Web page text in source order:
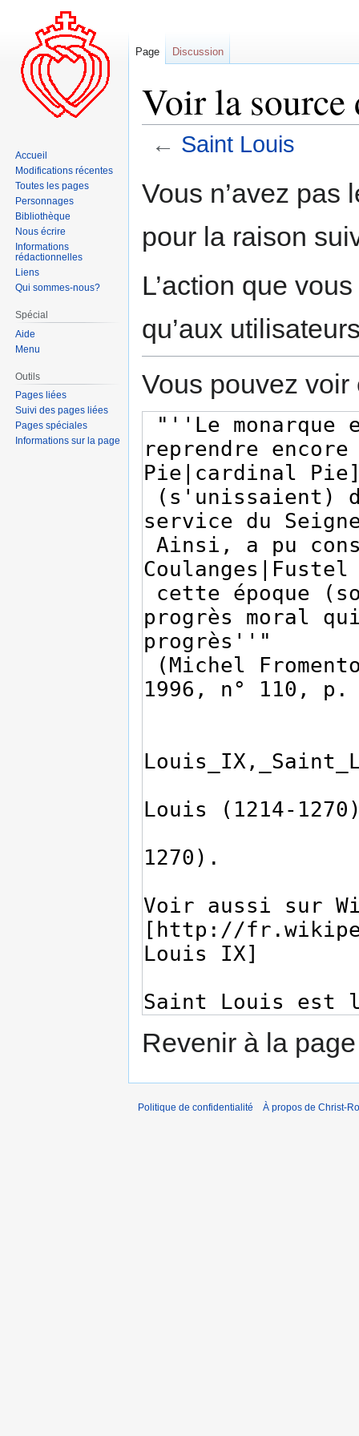
Voir la
← Saint Louis
à
navigation
à
recherche
Vous n’avez pas
pour la raison
L’action que
qu’aux
Vous pouvez
Revenir à la
Page Discussion
Accueil
Modifications récentes
Toutes les pages
Personnages
Bibliothèque
Nous écrire
Informations
rédactionnelles
Liens
Qui sommes-nous?
Spécial
Aide
Menu
Outils
Pages liées
Suivi des pages liées
Pages spéciales
Informations sur la page
Politique de confidentialité À propos de Christ-